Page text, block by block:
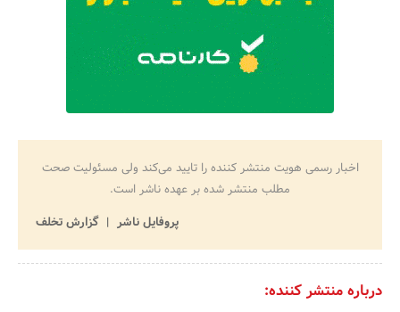
اخبار رسمی هویت منتشر کننده را تایید می‌کند ولی مسئولیت صحت
مطلب منتشر شده بر عهده ناشر است.
پروفایل ناشر
گزارش تخلف
درباره منتشر کننده: